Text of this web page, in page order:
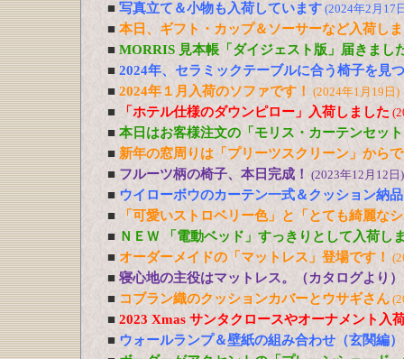
■ 写真立て＆小物も入荷しています (2024年2月17
■ 本日、ギフト・カップ＆ソーサーなど入荷し
■ MORRIS 見本帳「ダイジェスト版」届きまし
■ 2024年、セラミックテーブルに合う椅子を見
■ 2024年１月入荷のソファです！ (2024年1月19日)
■ 「ホテル仕様のダウンピロー」入荷しました
■ 本日はお客様注文の「モリス・カーテンセッ
■ 新年の窓周りは「プリーツスクリーン」から
■ フルーツ柄の椅子、本日完成！ (2023年12月12日)
■ ウイローボウのカーテン一式＆クッション納
■
「可愛いストロベリー色」と「とても綺麗な
■ ＮＥＷ 「電動ベッド」すっきりとして入荷し
■ オーダーメイドの「マットレス」登場です！
■ 寝心地の主役はマットレス。（カタログより）
■ コブラン織のクッションカバーとウサギさん
■ 2023 Xmas サンタクロースやオーナメント入
■ ウォールランプ＆壁紙の組み合わせ（玄関編）